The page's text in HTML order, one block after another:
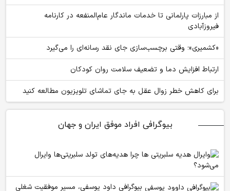
از مبارزات پارلمانی تا خدمات ماندگار عام‌المنفعه در کارنامه
فیروزآبادی
«کشمیری»؛ وقتی برچسب‌سازی جای نقد رسانه‌ای را می‌گیرد
ارتباط افزایش دما و تضعیف سلامت روان کودکان
برای کاهش خطر زوال عقل به جای تماشای تلویزیون مطالعه کنید
بیوگرافی افراد موفق ایران و جهان
چرا هدیه‌های تولد سلبریتی‌ها وایرال
می‌شود؟
بیوگرافی داود یوسفی، مسیر موفقیت شغلی